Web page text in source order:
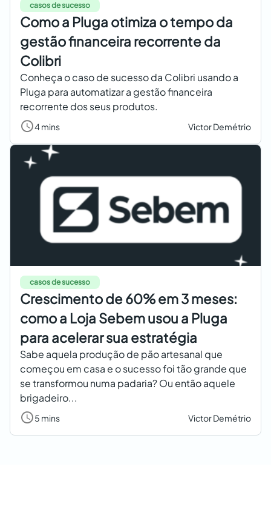
casos de sucesso
Como a Pluga otimiza o tempo da
gestão financeira recorrente da
Colibri
Conheça o caso de sucesso da Colibri usando a
Pluga para automatizar a gestão financeira
recorrente dos seus produtos.
4 mins Victor Demétrio
casos de sucesso
Crescimento de 60% em 3 meses:
como a Loja Sebem usou a Pluga
para acelerar sua estratégia
Sabe aquela produção de pão artesanal que
começou em casa e o sucesso foi tão grande que
se transformou numa padaria? Ou então aquele
brigadeiro...
5 mins Victor Demétrio